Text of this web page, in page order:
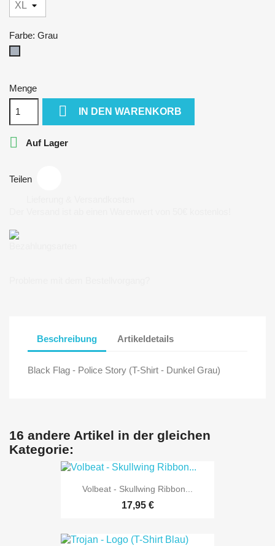
Farbe: Grau
Menge
 IN DEN WARENKORB
 Auf Lager
Teilen
Beschreibung Artikeldetails
Black Flag - Police Story (T-Shirt - Dunkel Grau)
16 andere Artikel in der gleichen
Kategorie:
Volbeat - Skullwing Ribbon...
17,95 €